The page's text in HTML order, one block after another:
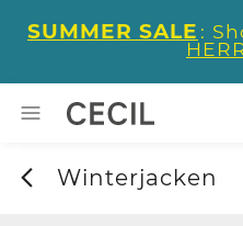
SUMMER SALE :
Winterjacken